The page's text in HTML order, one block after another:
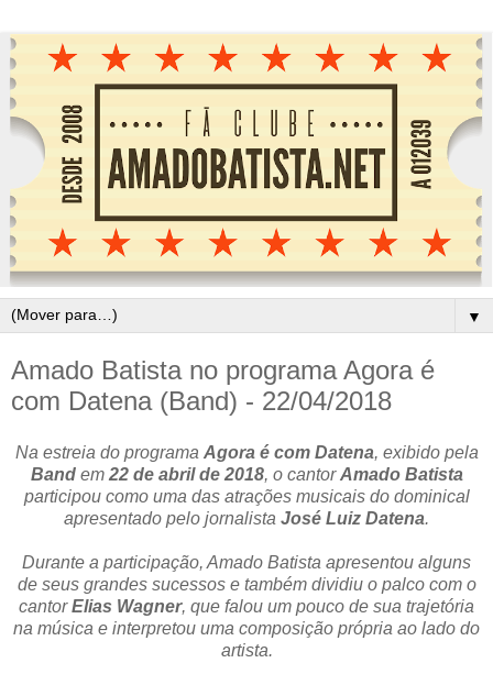
▼
Amado Batista no programa Agora é
com Datena (Band) - 22/04/2018
Na estreia do programa Agora é com Datena, exibido pela
Bandem 22 de abril de 2018, o cantorAmado Batista
participou como uma das atrações musicais do dominical
apresentado pelo jornalista José Luiz Datena.
Durante a participação, Amado Batista apresentou alguns
de seus grandes sucessos e também dividiu o palco com o
cantorElias Wagner, que falou um pouco de sua trajetória
na música e interpretou uma composição própria ao lado do
artista.